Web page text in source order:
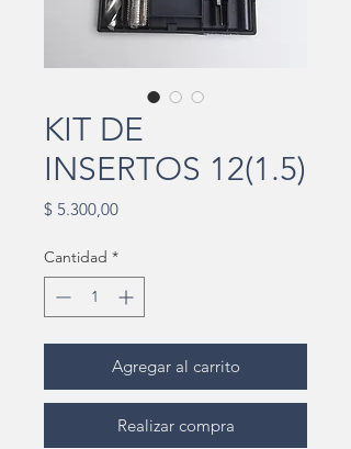
KIT DE
INSERTOS 12(1.5)
$ 5.300,00Precio
Cantidad *
Agregar al carrito
Realizar compra